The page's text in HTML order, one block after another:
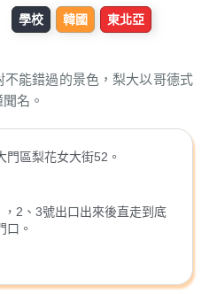
學校 韓國 東北亞
能錯過的景色，梨大以哥德式
名。
門區梨花女大街52。
2、3號出口出來後直走到底
口。